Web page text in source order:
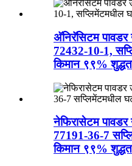
अ‍ॅनिरॅसिटम
72432-10-1,
किमान ९९%
नेफिरासेटम
77191-36-7
किमान ९९%